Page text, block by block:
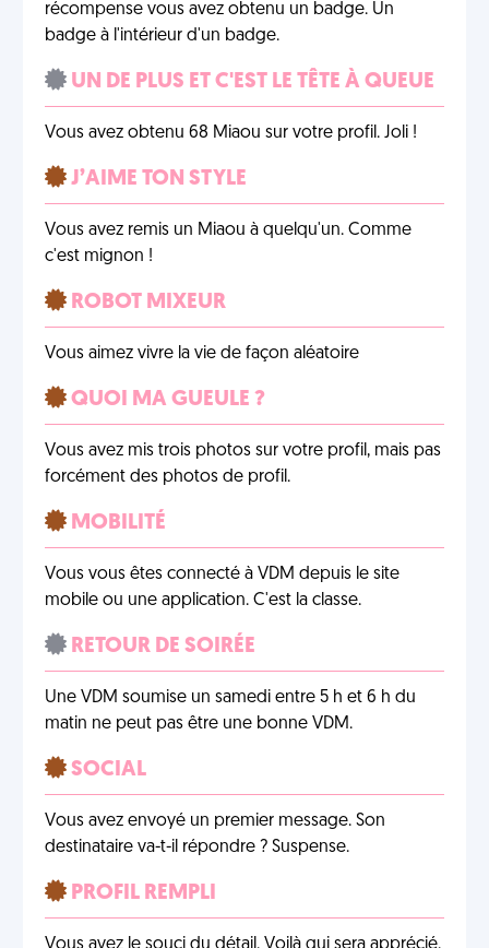
récompense vous avez obtenu un badge. Un
badge à l'intérieur d'un badge.
UN DE PLUS ET C'EST LE TÊTE À QUEUE
Vous avez obtenu 68 Miaou sur votre profil. Joli !
J’AIME TON STYLE
Vous avez remis un Miaou à quelqu'un. Comme
c'est mignon !
ROBOT MIXEUR
Vous aimez vivre la vie de façon aléatoire
QUOI MA GUEULE ?
Vous avez mis trois photos sur votre profil, mais pas
forcément des photos de profil.
MOBILITÉ
Vous vous êtes connecté à VDM depuis le site
mobile ou une application. C'est la classe.
RETOUR DE SOIRÉE
Une VDM soumise un samedi entre 5 h et 6 h du
matin ne peut pas être une bonne VDM.
SOCIAL
Vous avez envoyé un premier message. Son
destinataire va-t-il répondre ? Suspense.
PROFIL REMPLI